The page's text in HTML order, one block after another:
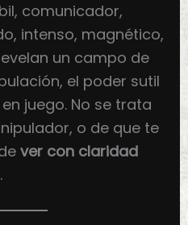
comunicador,
intenso, magnético,
un campo de
el poder sutil
juego. No se trata
o de que te
ver con claridad
.